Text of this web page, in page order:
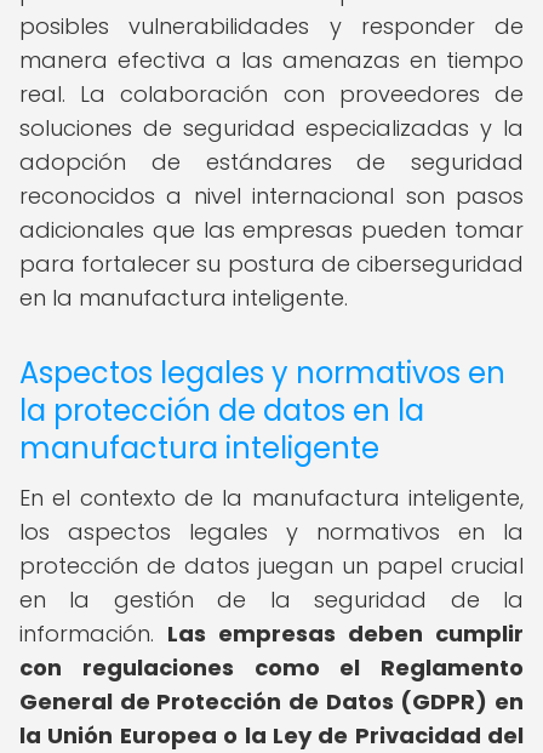
posibles vulnerabilidades y responder de
manera efectiva a las amenazas en tiempo
real. La colaboración con proveedores de
soluciones de seguridad especializadas y la
adopción de estándares de seguridad
reconocidos a nivel internacional son pasos
adicionales que las empresas pueden tomar
para fortalecer su postura de ciberseguridad
en la manufactura inteligente.
Aspectos legales y normativos en
la protección de datos en la
manufactura inteligente
En el contexto de la manufactura inteligente,
los aspectos legales y normativos en la
protección de datos juegan un papel crucial
en la gestión de la seguridad de la
información. Las empresas deben cumplir
con regulaciones como el Reglamento
General de Protección de Datos (GDPR) en
la Unión Europea o la Ley de Privacidad del